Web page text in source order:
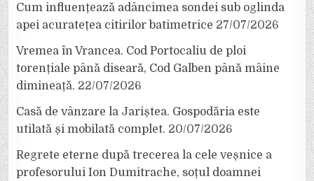
Cum influențează adâncimea sondei sub oglinda
apei acuratețea citirilor batimetrice 27/07/2026
Vremea în Vrancea. Cod Portocaliu de ploi
torențiale până diseară, Cod Galben până mâine
dimineață. 22/07/2026
Casă de vânzare la Jariștea. Gospodăria este
utilată și mobilată complet. 20/07/2026
Regrete eterne după trecerea la cele veșnice a
profesorului Ion Dumitrache, soțul doamnei